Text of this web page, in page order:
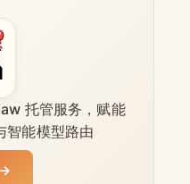
托管服务，赋能
智能模型路由